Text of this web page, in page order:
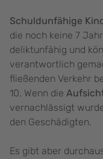
Schuldunfähige
die noch keine 7
deliktunfähig und
verantwortlich
fließenden Verkehr
10. Wenn die
vernachlässigt
den Geschädigten.
Es gibt aber